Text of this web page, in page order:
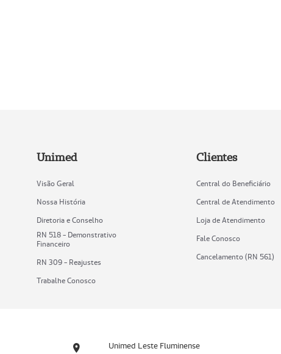
Unimed
Visão Geral
Nossa História
Diretoria e Conselho
RN 518 - Demonstrativo
Financeiro
RN 309 - Reajustes
Trabalhe Conosco
Clientes
Central do Beneficiário
Central de Atendimento
Loja de Atendimento
Fale Conosco
Cancelamento (RN 561)
Unimed Leste Fluminense